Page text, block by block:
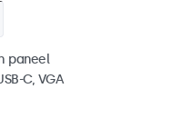
paneel
C, VGA